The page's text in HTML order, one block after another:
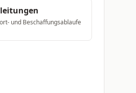
und Beschaffungsablaufe